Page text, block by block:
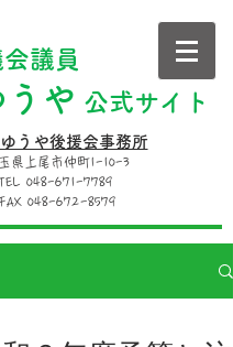
や 公式サイト
会議員
うや後援会事務所
県上尾市仲町1-10-3
048-671-7789
FAX 048-672-8579